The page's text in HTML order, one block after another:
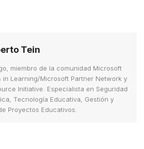
Tein
miembro de la comunidad Microsoft
in Learning/Microsoft Partner Network y
Initiative. Especialista en Seguridad
Tecnología Educativa, Gestión y
Proyectos Educativos.